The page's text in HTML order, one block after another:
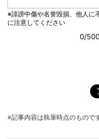
※記事内容は執筆時点のもので